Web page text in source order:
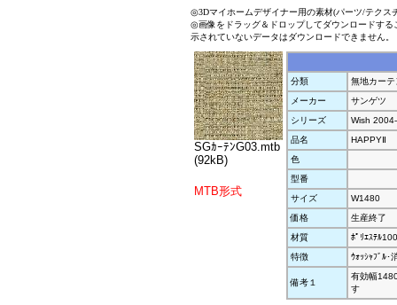
◎3Dマイホームデザイナー用の素材(パーツ/テクス
◎画像をドラッグ＆ドロップしてダウンロードす
示されていないデータはダウンロードできません。
SGｶｰﾃﾝG03.mtb
(92kB)
MTB形式
分類
無地カーテ
メーカー
サンゲツ
シリーズ
Wish
品名
HAPPYⅡ
色
型番
サイズ
W1480
価格
生産終了
材質
ﾎﾟﾘｴｽﾃﾙ
特徴
ｳｫｯｼｬﾌﾞﾙ･
備考１
有効幅
す